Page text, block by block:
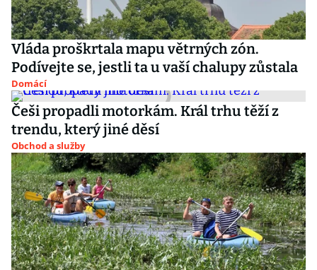
Vláda proškrtala mapu větrných zón.
Podívejte se, jestli ta u vaší chalupy zůstala
Domácí
Češi propadli motorkám. Král trhu těží z
trendu, který jiné děsí
Obchod a služby